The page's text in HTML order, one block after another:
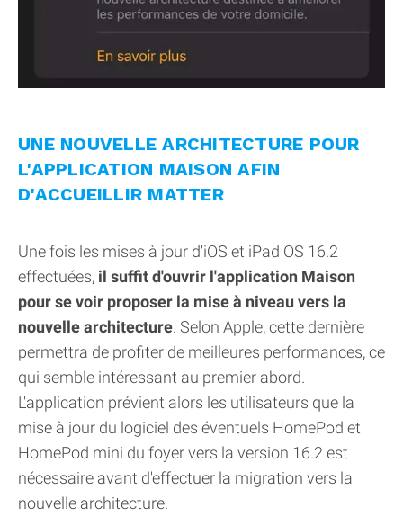
UNE NOUVELLE ARCHITECTURE POUR
L'APPLICATION MAISON AFIN
D'ACCUEILLIR MATTER
Une fois les mises à jour d'iOS et iPad OS 16.2
effectuées, il suffit d'ouvrir l'application Maison
pour se voir proposer la mise à niveau vers la
nouvelle architecture. Selon Apple, cette dernière
permettra de profiter de meilleures performances, ce
qui semble intéressant au premier abord.
L'application prévient alors les utilisateurs que la
mise à jour du logiciel des éventuels HomePod et
HomePod mini du foyer vers la version 16.2 est
nécessaire avant d'effectuer la migration vers la
nouvelle architecture.